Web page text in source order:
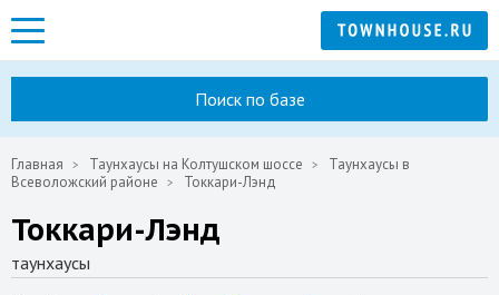
Поиск по базе
Главная Таунхаусы на Колтушском шоссе
Таунхаусы в
Всеволожский районе
Токкари-Лэнд
Токкари-Лэнд
таунхаусы